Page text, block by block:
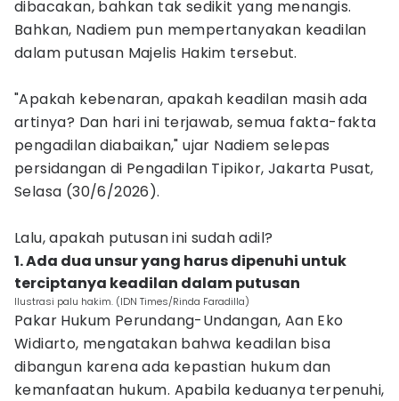
dibacakan, bahkan tak sedikit yang menangis.
Bahkan, Nadiem pun mempertanyakan keadilan
dalam putusan Majelis Hakim tersebut.
"Apakah kebenaran, apakah keadilan masih ada
artinya? Dan hari ini terjawab, semua fakta-fakta
pengadilan diabaikan," ujar Nadiem selepas
persidangan di Pengadilan Tipikor, Jakarta Pusat,
Selasa (30/6/2026).
Lalu, apakah putusan ini sudah adil?
1. Ada dua unsur yang harus dipenuhi untuk
terciptanya keadilan dalam putusan
Ilustrasi palu hakim. (IDN Times/Rinda Faradilla)
Pakar Hukum Perundang-Undangan, Aan Eko
Widiarto, mengatakan bahwa keadilan bisa
dibangun karena ada kepastian hukum dan
kemanfaatan hukum. Apabila keduanya terpenuhi,